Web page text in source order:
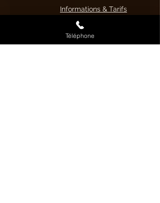
Informations & Tarifs
Balayage cheveux
Téléphone